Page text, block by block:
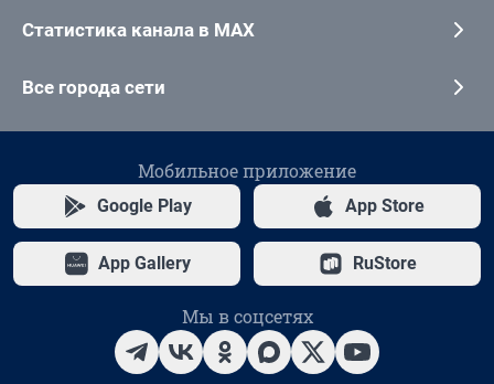
Статистика канала в MAX
Все города сети
Мобильное приложение
Google Play App Store
App Gallery RuStore
Мы в соцсетях